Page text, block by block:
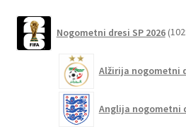
Nogometni dresi SP 2026
Alžirija nogometni
Anglija nogometni